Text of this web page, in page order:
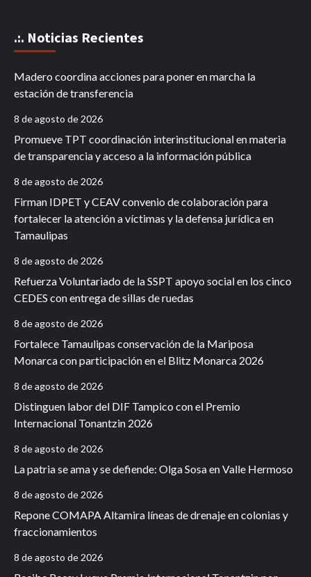
.:. Noticias Recientes
Madero coordina acciones para poner en marcha la
estación de transferencia
8 de agosto de 2026
Promueve TPT coordinación interinstitucional en materia
de transparencia y acceso a la información pública
8 de agosto de 2026
Firman IDPET y CEAV convenio de colaboración para
fortalecer la atención a víctimas y la defensa jurídica en
Tamaulipas
8 de agosto de 2026
Refuerza Voluntariado de la SSPT apoyo social en los cinco
CEDES con entrega de sillas de ruedas
8 de agosto de 2026
Fortalece Tamaulipas conservación de la Mariposa
Monarca con participación en el Blitz Monarca 2026
8 de agosto de 2026
Distinguen labor del DIF Tampico con el Premio
Internacional Tonantzin 2026
8 de agosto de 2026
La patria se ama y se defiende: Olga Sosa en Valle Hermoso
8 de agosto de 2026
Repone COMAPA Altamira líneas de drenaje en colonias y
fraccionamientos
8 de agosto de 2026